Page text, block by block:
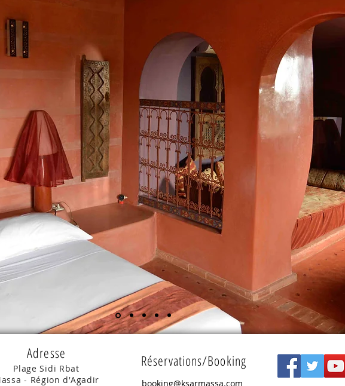
Adresse
Plage Sidi Rbat
- Région d'Agadir
Réservations/Booking
booking@ksarmassa.com